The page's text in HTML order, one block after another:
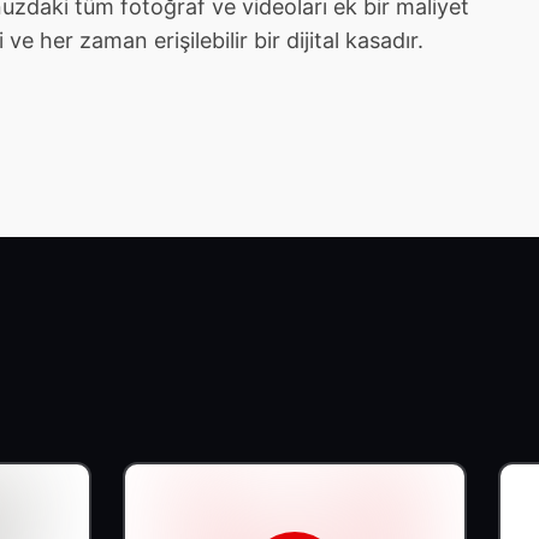
tüm fotoğraf ve videoları ek bir maliyet
her zaman erişilebilir bir dijital kasadır.